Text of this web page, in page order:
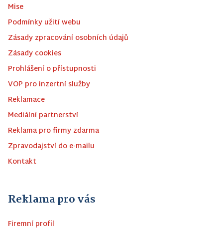
Mise
Podmínky užití webu
Zásady zpracování osobních údajů
Zásady cookies
Prohlášení o přístupnosti
VOP pro inzertní služby
Reklamace
Mediální partnerství
Reklama pro firmy zdarma
Zpravodajství do e-mailu
Kontakt
Reklama pro vás
Firemní profil